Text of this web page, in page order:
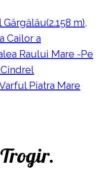
m),
Cailor a
Raului Mare -Pe
Piatra Mare